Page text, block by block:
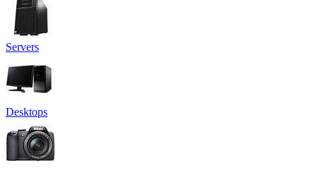
Servers
Desktops